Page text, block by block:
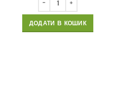
ДОДАТИ В КОШИК